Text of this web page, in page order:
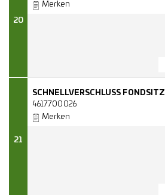
20
Merken
21
SCHNELLVERSCHLUSS FONDSITZ
4617700026
Merken